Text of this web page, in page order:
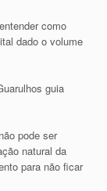
como
dado o volume
guia
pode ser
natural da
para não ficar